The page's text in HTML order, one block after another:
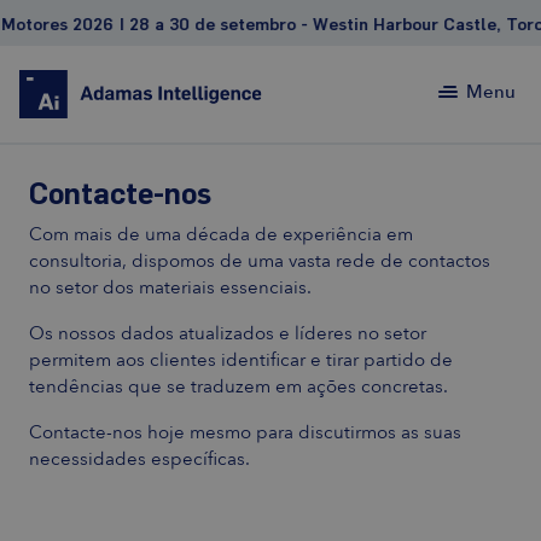
2026 | 28 a 30 de setembro - Westin Harbour Castle,
Menu
Contacte-nos
Com mais de uma década de experiência em
consultoria, dispomos de uma vasta rede de contactos
no setor dos materiais essenciais.
Os nossos dados atualizados e líderes no setor
permitem aos clientes identificar e tirar partido de
tendências que se traduzem em ações concretas.
Contacte-nos hoje mesmo para discutirmos as suas
necessidades específicas.